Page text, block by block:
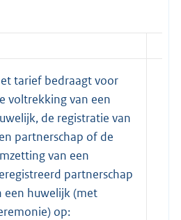
tarief bedraagt voor
voltrekking van een
de registratie van
partnerschap of de
van een
partnerschap
een huwelijk (met
op: